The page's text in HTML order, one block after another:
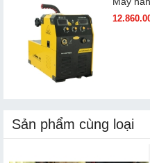
Sản phẩm cùng loại